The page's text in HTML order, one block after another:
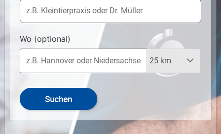
Wo (optional)
Suchen